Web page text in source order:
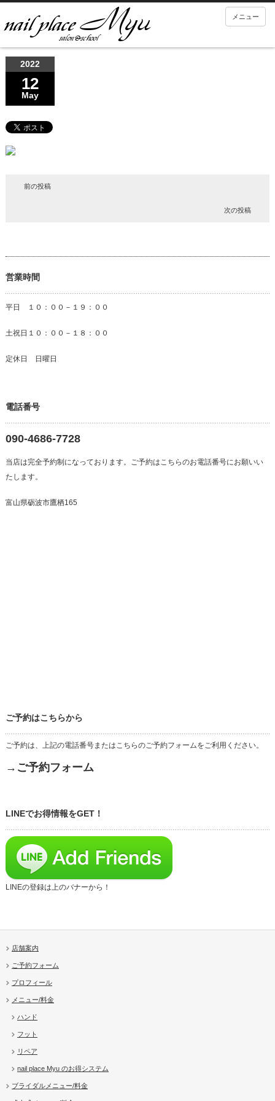
メニュー
2022
12
May
前の投稿
次の投稿
営業時間
平日 １０：００－１９：００
土祝日１０：００－１８：００
定休日 日曜日
電話番号
090-4686-7728
当店は完全予約制になっております。ご予約はこちらのお電話番号にお願いい
たします。
富山県砺波市鷹栖165
ご予約はこちらから
ご予約は、上記の電話番号またはこちらのご予約フォームをご利用ください。
→ご予約フォーム
LINEでお得情報をGET！
LINEの登録は上のバナーから！
店舗案内
ご予約フォーム
プロフィール
メニュー/料金
ハンド
フット
リペア
nail place Myu のお得システム
ブライダルメニュー/料金